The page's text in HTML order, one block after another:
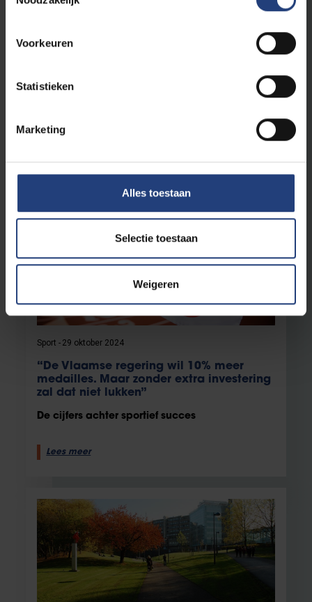
Voorkeuren
Statistieken
Marketing
Alles toestaan
Selectie toestaan
Weigeren
Facts & Figures 2023-2024
Lees meer
Sport 29 oktober 2024
“De Vlaamse regering wil 10% meer
medailles. Maar zonder extra investering
zal dat niet lukken”
De cijfers achter sportief succes
Lees meer